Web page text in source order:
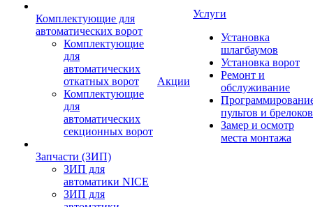
Комплектующие для
автоматических ворот
Комплектующие
для
автоматических
откатных ворот
Комплектующие
для
автоматических
секционных ворот
Запчасти (ЗИП)
ЗИП для
автоматики NICE
ЗИП для
Акции
Услуги
Установка
шлагбаумов
Установка ворот
Ремонт и
обслуживание
пультов и брелоков
Замер и осмотр
места монтажа